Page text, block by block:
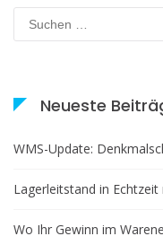
n o
k
Suchen
nach:
Neueste
WMS-Update:
Lagerleitstand in
Wo Ihr Gewinn im